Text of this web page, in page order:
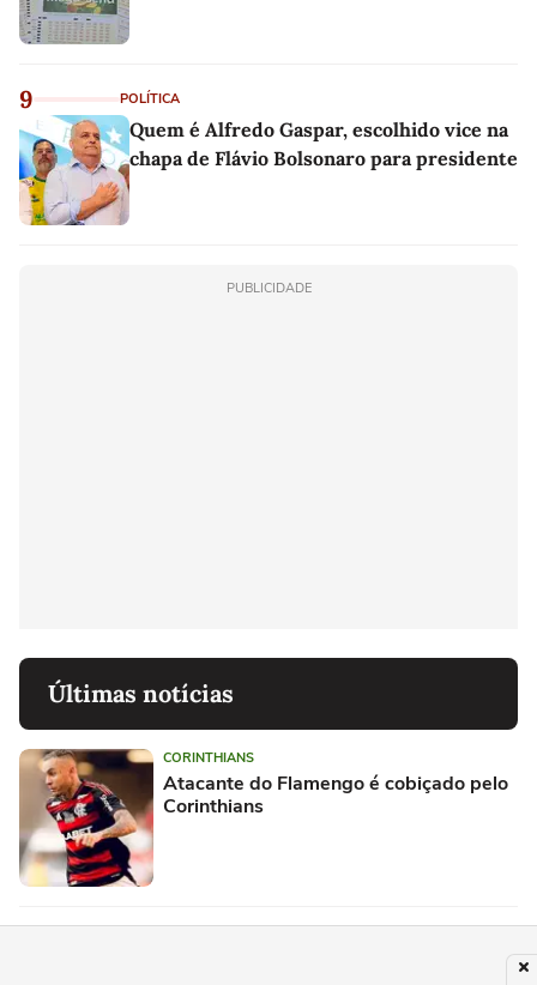
9 POLÍTICA
Quem é Alfredo Gaspar, escolhido vice na
chapa de Flávio Bolsonaro para presidente
PUBLICIDADE
Últimas notícias
CORINTHIANS
Atacante do Flamengo é cobiçado pelo
Corinthians